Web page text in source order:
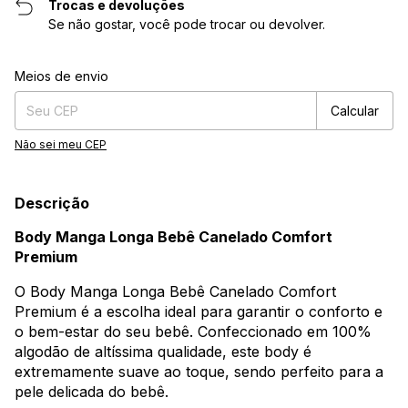
Trocas e devoluções
Se não gostar, você pode trocar ou devolver.
Entregas para o CEP:
Meios de envio
Calcular
Não sei meu CEP
Descrição
Body Manga Longa Bebê Canelado Comfort
Premium
O Body Manga Longa Bebê Canelado Comfort
Premium é a escolha ideal para garantir o conforto e
o bem-estar do seu bebê. Confeccionado em 100%
algodão de altíssima qualidade, este body é
extremamente suave ao toque, sendo perfeito para a
pele delicada do bebê.